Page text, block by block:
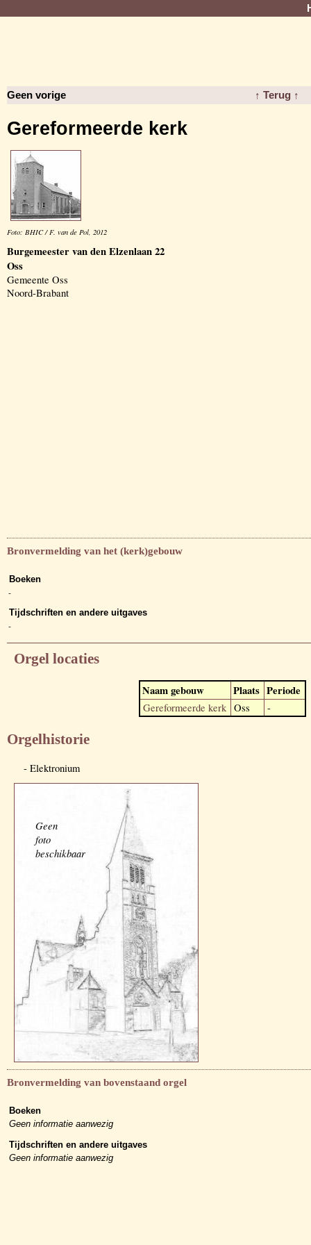
Geen vorige ↑ Terug ↑
Gereformeerde kerk
Foto: BHIC / F. van de Pol, 2012
Burgemeester van den Elzenlaan 22
Oss
Gemeente Oss
Noord-Brabant
Bronvermelding van het (kerk)gebouw
Boeken
-
Tijdschriften en andere uitgaves
-
Orgel locaties
Naam gebouw Plaats Periode
Gereformeerde kerk Oss -
Orgelhistorie
- Elektronium
Geen
foto
beschikbaar
Bronvermelding van bovenstaand orgel
Boeken
Geen informatie aanwezig
Tijdschriften en andere uitgaves
Geen informatie aanwezig